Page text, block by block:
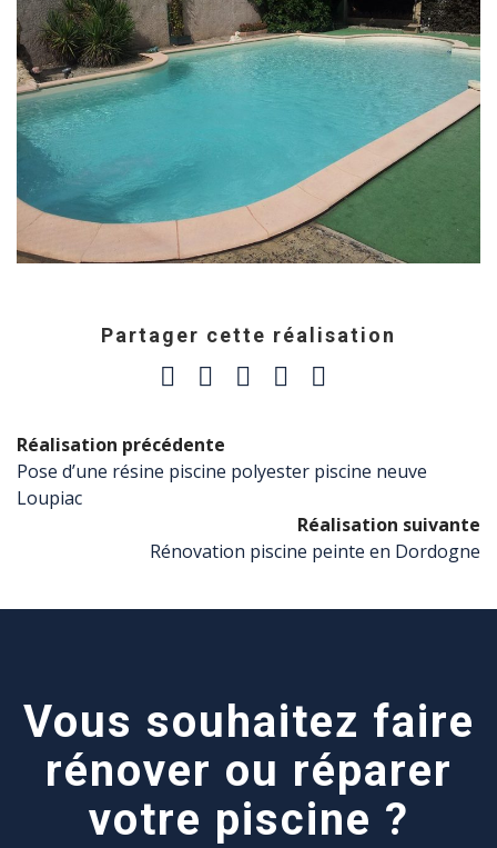
Partager cette réalisation
Réalisation précédente
Pose d’une résine piscine polyester piscine neuve
Loupiac
Réalisation suivante
Rénovation piscine peinte en Dordogne
Vous souhaitez faire
rénover ou réparer
votre piscine ?